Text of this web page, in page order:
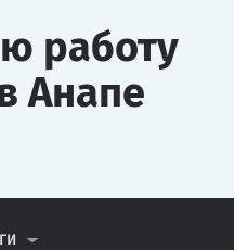
работу
Анапе